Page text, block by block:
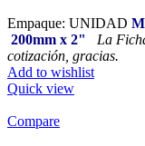
Empaque: UNIDAD
200mm x 2"
La
cotización, gracias.
Add to wishlist
Quick view
Compare